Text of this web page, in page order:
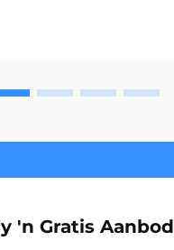
'n Gratis Aanbod